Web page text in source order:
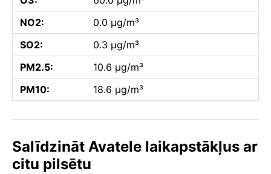
NO2:
0.0 µg/m³
SO2:
0.3 µg/m³
PM2.5:
10.6 µg/m³
PM10:
18.6 µg/m³
Salīdzināt Avatele laikapstākļus ar
citu pilsētu